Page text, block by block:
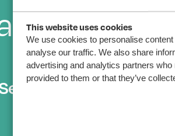
This website uses cookies
We use cookies to personalise
analyse our traffic. We also share
advertising and analytics partners
provided to them or that they’ve
Sreenivas
Fiolegol